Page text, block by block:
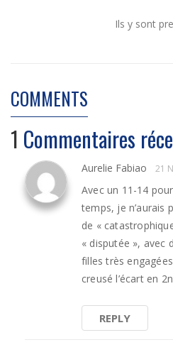
Ils y sont
COMMENTS
1 Commentaires
Aurelie Fabiao 21
Avec un 11-14
temps, je n’aurais
de «
« disputée », avec
filles très
creusé l’écart en
REPLY